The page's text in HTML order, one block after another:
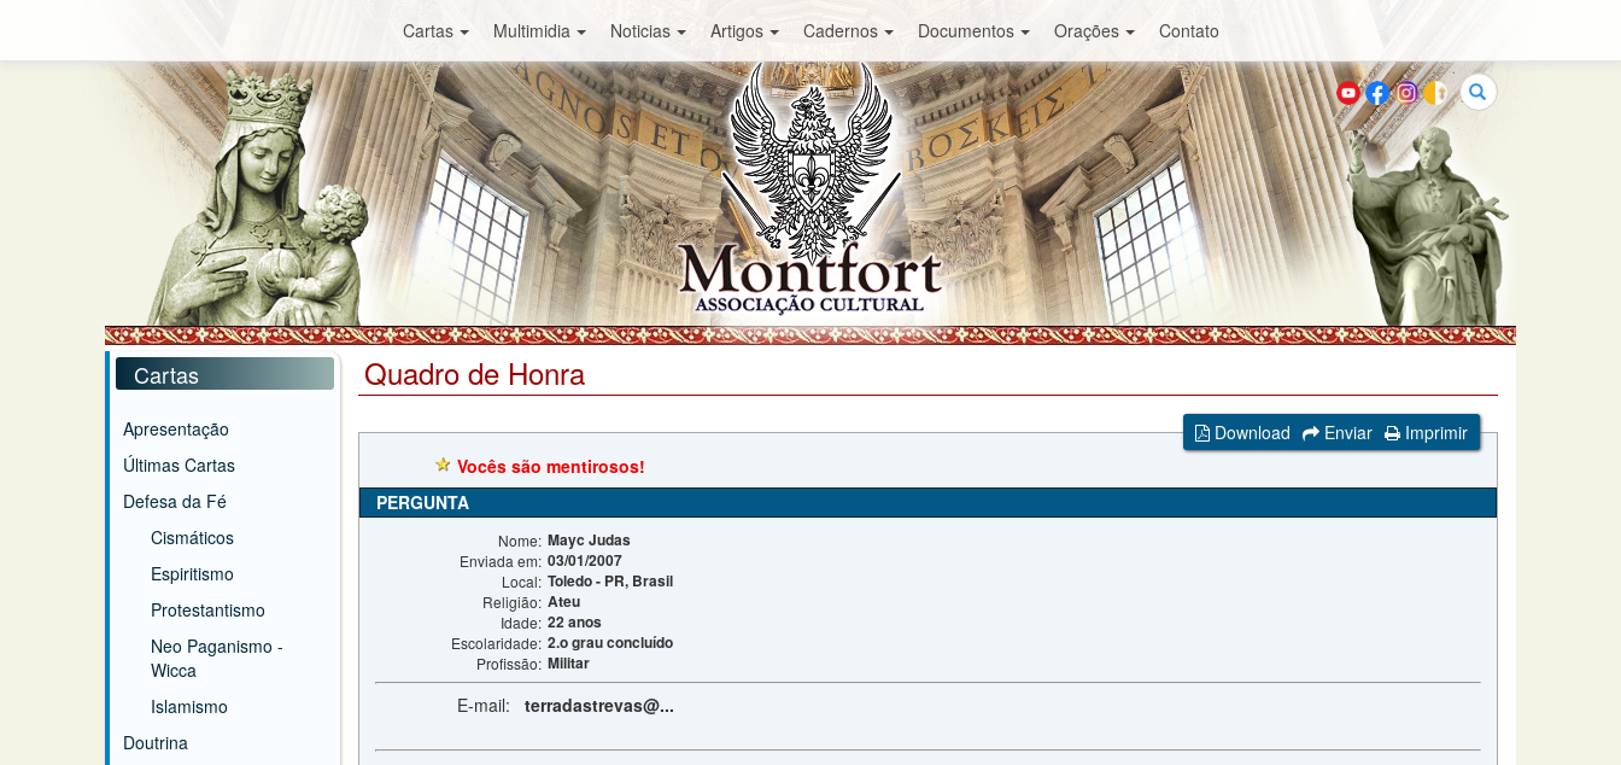
Cartas Multimidia Noticias Artigos Cadernos Documentos Orações Contato
Buscar
Cartas
Apresentação
Últimas Cartas
Defesa da Fé
Cismáticos
Espiritismo
Protestantismo
Neo Paganismo -
Wicca
Islamismo
Doutrina
Quadro de Honra
Download Enviar
Imprimir
Vocês são mentirosos!
PERGUNTA
Nome: Mayc Judas
Enviada em: 03/01/2007
Local: Toledo - PR, Brasil
Religião: Ateu
Idade: 22 anos
Escolaridade: 2.o grau concluído
Profissão: Militar
E-mail: terradastrevas@...